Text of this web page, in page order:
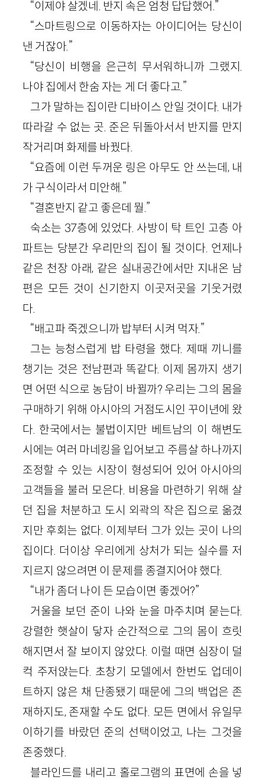
“이제야 살겠네. 반지 속은 엄청 답답했어.”
“스마트링으로 이동하자는 아이디어는 당신이
낸 거잖아.”
“당신이 비행을 은근히 무서워하니까 그랬지.
나야 집에서 한숨 자는 게 더 좋다고.”
그가 말하는 집이란 디바이스 안일 것이다. 내가
따라갈 수 없는 곳. 준은 뒤돌아서서 반지를 만지
작거리며 화제를 바꿨다.
“요즘에 이런 두꺼운 링은 아무도 안 쓰는데, 내
가 구식이라서 미안해.”
“결혼반지 같고 좋은데 뭘.”
숙소는 37층에 있었다. 사방이 탁 트인 고층 아
파트는 당분간 우리만의 집이 될 것이다. 언제나
같은 천장 아래, 같은 실내공간에서만 지내온 남
편은 모든 것이 신기한지 이곳저곳을 기웃거렸
다.
“배고파 죽겠으니까 밥부터 시켜 먹자.”
그는 능청스럽게 밥 타령을 했다. 제때 끼니를
챙기는 것은 전남편과 똑같다. 이제 몸까지 생기
면 어떤 식으로 농담이 바뀔까? 우리는 그의 몸을
구매하기 위해 아시아의 거점도시인 꾸이년에 왔
다. 한국에서는 불법이지만 베트남의 이 해변도
시에는 여러 마네킹을 입어보고 주름살 하나까지
조정할 수 있는 시장이 형성되어 있어 아시아의
고객들을 불러 모은다. 비용을 마련하기 위해 살
던 집을 처분하고 도시 외곽의 작은 집으로 옮겼
지만 후회는 없다. 이제부터 그가 있는 곳이 나의
집이다. 더이상 우리에게 상처가 되는 실수를 저
지르지 않으려면 이 문제를 종결지어야 했다.
“내가 좀더 나이 든 모습이면 좋겠어?”
거울을 보던 준이 나와 눈을 마주치며 묻는다.
강렬한 햇살이 닿자 순간적으로 그의 몸이 흐릿
해지면서 잘 보이지 않았다. 이럴 때면 심장이 덜
컥 주저앉는다. 초창기 모델에서 한번도 업데이
트하지 않은 채 단종됐기 때문에 그의 백업은 존
재하지도, 존재할 수도 없다. 모든 면에서 유일무
이하기를 바랐던 준의 선택이었고, 나는 그것을
존중했다.
블라인드를 내리고 홀로그램의 표면에 손을 넣